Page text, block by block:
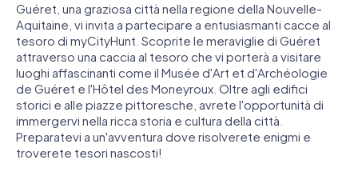
Guéret, una graziosa città nella regione della Nouvelle-
Aquitaine, vi invita a partecipare a entusiasmanti cacce al
tesoro di myCityHunt. Scoprite le meraviglie di Guéret
attraverso una caccia al tesoro che vi porterà a visitare
luoghi affascinanti come il Musée d'Art et d'Archéologie
de Guéret e l'Hôtel des Moneyroux. Oltre agli edifici
storici e alle piazze pittoresche, avrete l'opportunità di
immergervi nella ricca storia e cultura della città.
Preparatevi a un'avventura dove risolverete enigmi e
troverete tesori nascosti!